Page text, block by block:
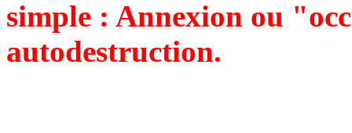
simple : Annexion ou
autodestruction.